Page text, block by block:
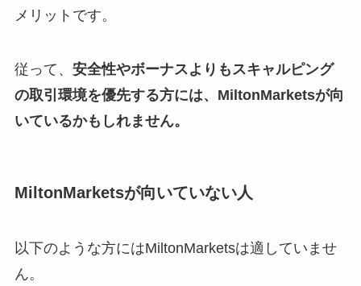
メリットです。
従って、 安全性やボーナスよりもスキャルピング
の取引環境を優先する方には、MiltonMarketsが向
いているかもしれません。
MiltonMarketsが向いていない人
以下のような方にはMiltonMarketsは適していませ
ん。